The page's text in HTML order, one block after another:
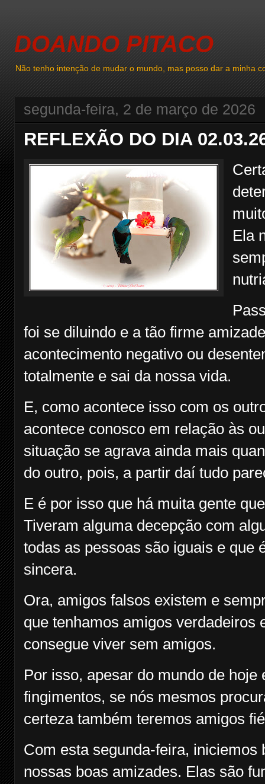
DOANDO PITACO
Não tenho intenção de mudar o mundo, mas posso dar a minha
segunda-feira, 2 de março de 2026
REFLEXÃO DO DIA
Ela
foi se diluindo e a tão firme
acontecimento negativo ou
totalmente e sai da nossa vida.
E, como acontece isso com os
acontece conosco em relação às
situação se agrava ainda mais
do outro, pois, a partir daí tudo
E é por isso que há muita gente
Tiveram alguma decepção com
todas as pessoas são iguais e que
sincera.
Ora, amigos falsos existem e
que tenhamos amigos verdadeiros
consegue viver sem amigos.
Por isso, apesar do mundo de
fingimentos, se nós mesmos
certeza também teremos amigos
Com esta segunda-feira,
nossas boas amizades. Elas são